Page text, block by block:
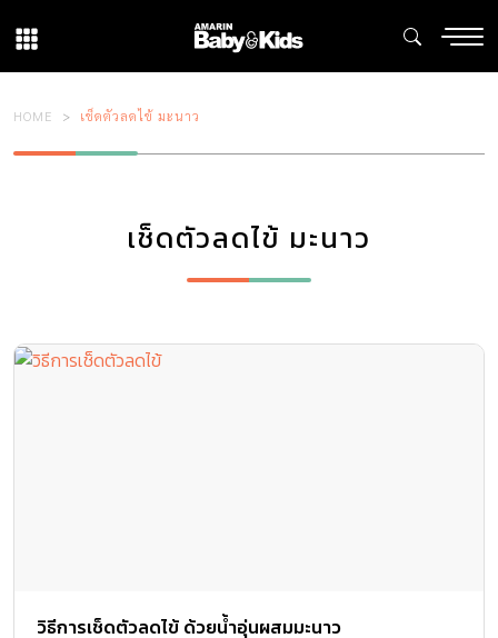
HOME เช็ดตัวลดไข้ มะนาว
เช็ดตัวลดไข้ มะนาว
วิธีการเช็ดตัวลดไข้ ด้วยน้ำอุ่นผสมมะนาว